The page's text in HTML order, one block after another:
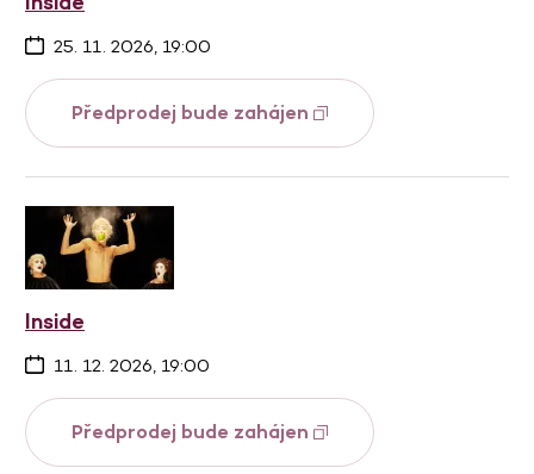
25. 11. 2026, 19:00
Předprodej bude zahájen
Inside
11. 12. 2026, 19:00
Předprodej bude zahájen